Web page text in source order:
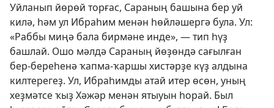
Уйланып йөрөй торғас, Сараның башына бер уй
килә, һәм ул Ибраһим менән һөйләшергә була. Ул:
«Раббы миңә бала бирмәне инде», — тип һүҙ
башлай. Ошо мәлдә Сараның йөҙөндә сағылған
бер-береһенә ҡапма-ҡаршы хистәрҙе күҙ алдына
килтерегеҙ. Ул, Ибраһимды атай итер өсөн, уның
хеҙмәтсе ҡыҙ Хәжәр менән ятыуын һорай. Был